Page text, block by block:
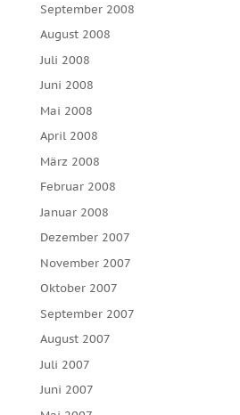
September 2008
August 2008
Juli 2008
Juni 2008
Mai 2008
April 2008
März 2008
Februar 2008
Januar 2008
Dezember 2007
November 2007
Oktober 2007
September 2007
August 2007
Juli 2007
Juni 2007